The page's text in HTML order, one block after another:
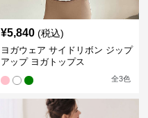
¥5,840 (税込)
ヨガウェア サイドリボン ジップ
アップ ヨガトップス
全3色